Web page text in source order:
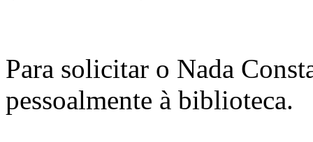
Para solicitar o Nada
pessoalmente à biblioteca.